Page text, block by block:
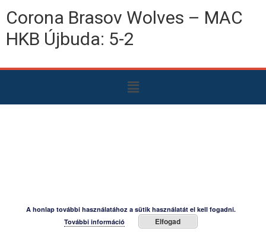
Corona Brasov Wolves – MAC
HKB Újbuda: 5-2
A honlap további használatához a sütik használatát el kell fogadni.
További információ
Elfogad